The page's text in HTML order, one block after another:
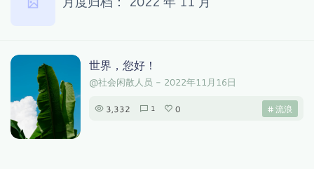
世界，您好！
@社会闲散人员 - 2022年11月16日
3,332 1 0 # 流浪